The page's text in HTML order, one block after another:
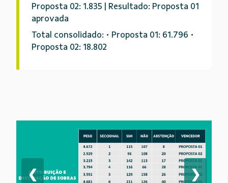
Proposta 02: 1.835 | Resultado: Proposta 01
aprovada
Total consolidado: • Proposta 01: 61.796 •
Proposta 02: 18.802
❮ ❯